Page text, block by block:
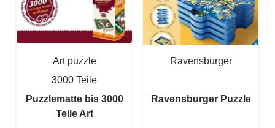
Art puzzle
3000 Teile
Puzzlematte bis 3000
Teile Art
Ravensburger
Ravensburger Puzzle